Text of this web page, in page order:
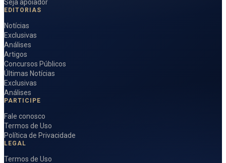
Seja apoiador
EDITORIAS
Notícias
Exclusivas
Análises
Artigos
Concursos Públicos
Últimas Notícias
Exclusivas
Análises
PARTICIPE
Fale conosco
Termos de Uso
Política de Privacidade
LEGAL
Termos de Uso